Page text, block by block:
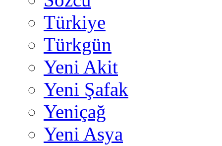
Türkiye
Türkgün
Yeni Akit
Yeni Şafak
Yeniçağ
Yeni Asya